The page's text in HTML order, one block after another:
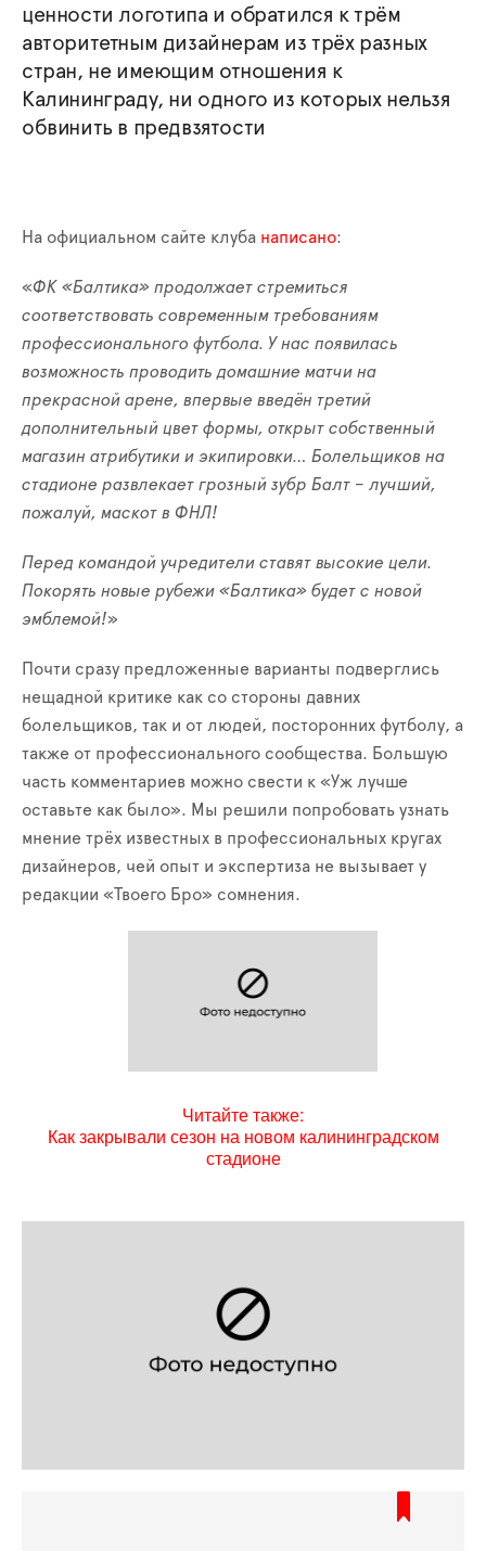
ценности логотипа и обратился к трём
авторитетным дизайнерам из трёх разных
стран, не имеющим отношения к
Калининграду, ни одного из которых нельзя
обвинить в предвзятости
На официальном сайте клуба написано:
«ФК «Балтика» продолжает стремиться
соответствовать современным требованиям
профессионального футбола. У нас появилась
возможность проводить домашние матчи на
прекрасной арене, впервые введён третий
дополнительный цвет формы, открыт собственный
магазин атрибутики и экипировки… Болельщиков на
стадионе развлекает грозный зубр Балт – лучший,
пожалуй, маскот в ФНЛ!
Перед командой учредители ставят высокие цели.
Покорять новые рубежи «Балтика» будет с новой
эмблемой!»
Почти сразу предложенные варианты подверглись
нещадной критике как со стороны давних
болельщиков, так и от людей, посторонних футболу, а
также от профессионального сообщества. Большую
часть комментариев можно свести к «Уж лучше
оставьте как было». Мы решили попробовать узнать
мнение трёх известных в профессиональных кругах
дизайнеров, чей опыт и экспертиза не вызывает у
редакции «Твоего Бро» сомнения.
Читайте также:
Как закрывали сезон на новом калининградском
стадионе